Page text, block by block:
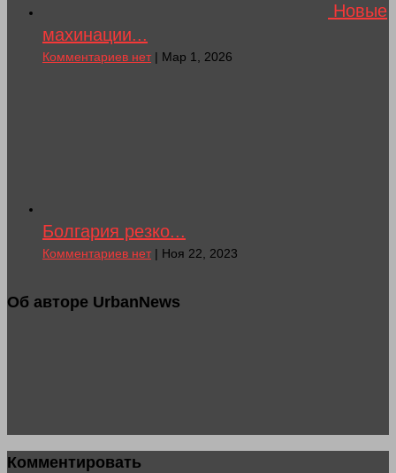
Новые
махинации...
Комментариев нет| Мар 1, 2026
Болгария резко...
Комментариев нет| Ноя 22, 2023
Об авторе UrbanNews
Комментировать